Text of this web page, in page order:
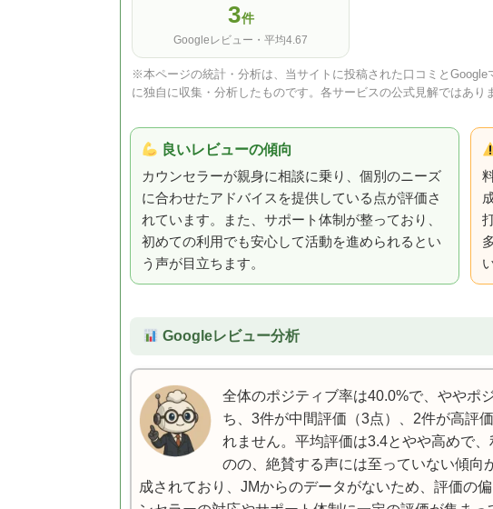
3件
Googleレビュー・平均4.67
※本ページの統計・分析は、当サイトに投稿された口コミと
に独自に収集・分析したものです。各サービスの公式見解ではあり
良いレビューの傾向
カウンセラーが親身に相談に乗り、個別のニーズ
に合わせたアドバイスを提供している点が評価さ
れています。また、サポート体制が整っており、
初めての利用でも安心して活動を進められるとい
う声が目立ちます。
Googleレビュー分析
全体のポジティブ率は40.0%で、ややポ
ち、3件が中間評価（3点）、2件が高評
れません。平均評価は3.4とやや高めで
のの、絶賛する声には至っていない傾向
成されており、JMからのデータがないため、評価の